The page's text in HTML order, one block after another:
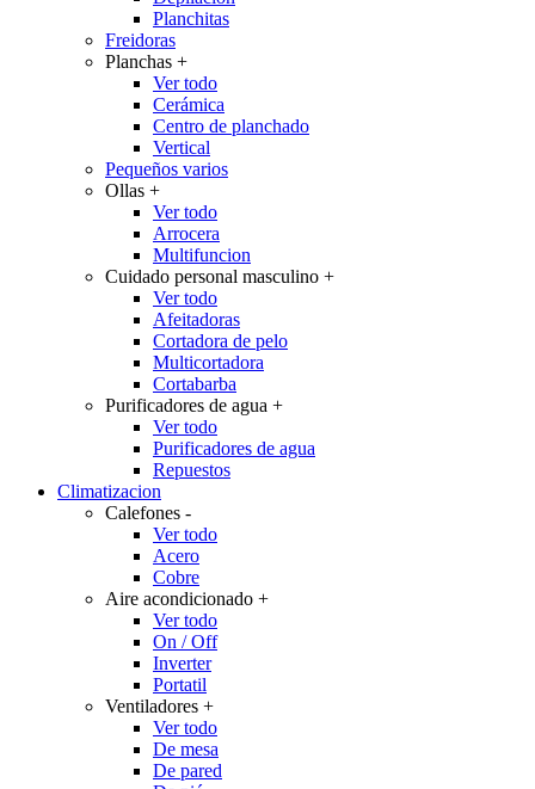
Planchitas
Freidoras
Planchas +
Ver todo
Cerámica
Centro de planchado
Vertical
Pequeños varios
Ollas +
Ver todo
Arrocera
Multifuncion
Cuidado personal masculino +
Ver todo
Afeitadoras
Cortadora de pelo
Multicortadora
Cortabarba
Purificadores de agua +
Ver todo
Purificadores de agua
Repuestos
Climatizacion
Calefones -
Ver todo
Acero
Cobre
Aire acondicionado +
Ver todo
On / Off
Inverter
Portatil
Ventiladores +
Ver todo
De mesa
De pared